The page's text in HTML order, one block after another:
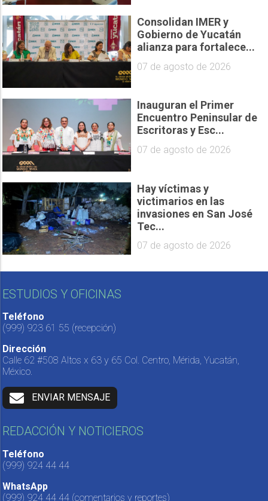
Consolidan IMER y
Gobierno de Yucatán
alianza para fortalece...
07 de agosto de 2026
Inauguran el Primer
Encuentro Peninsular de
Escritoras y Esc...
07 de agosto de 2026
Hay víctimas y
victimarios en las
invasiones en San José
Tec...
07 de agosto de 2026
ESTUDIOS Y OFICINAS
Teléfono
(999) 923 61 55 (recepción)
Dirección
Calle 62 #508 Altos x 63 y 65 Col. Centro, Mérida, Yucatán,
México.
ENVIAR MENSAJE
REDACCIÓN Y NOTICIEROS
Teléfono
(999) 924 44 44
WhatsApp
(999) 924 44 44 (comentarios y reportes)